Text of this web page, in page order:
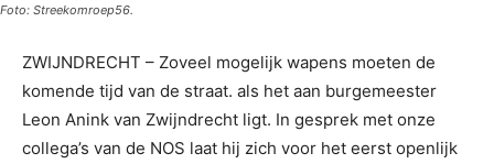
Foto: Streekomroep56.
ZWIJNDRECHT – Zoveel mogelijk wapens moeten de
komende tijd van de straat. als het aan burgemeester
Leon Anink van Zwijndrecht ligt. In gesprek met onze
collega’s van de NOS laat hij zich voor het eerst openlijk